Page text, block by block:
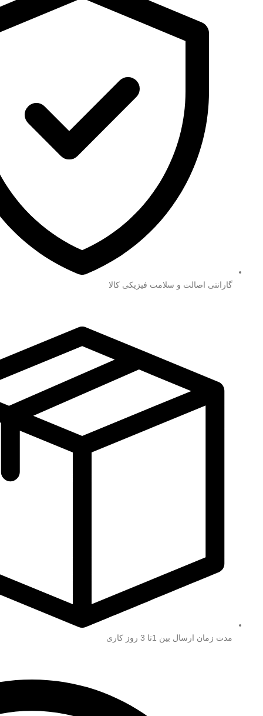
گارانتی اصالت و سلامت فیزیکی کالا
مدت زمان ارسال بین 1تا 3 روز کاری